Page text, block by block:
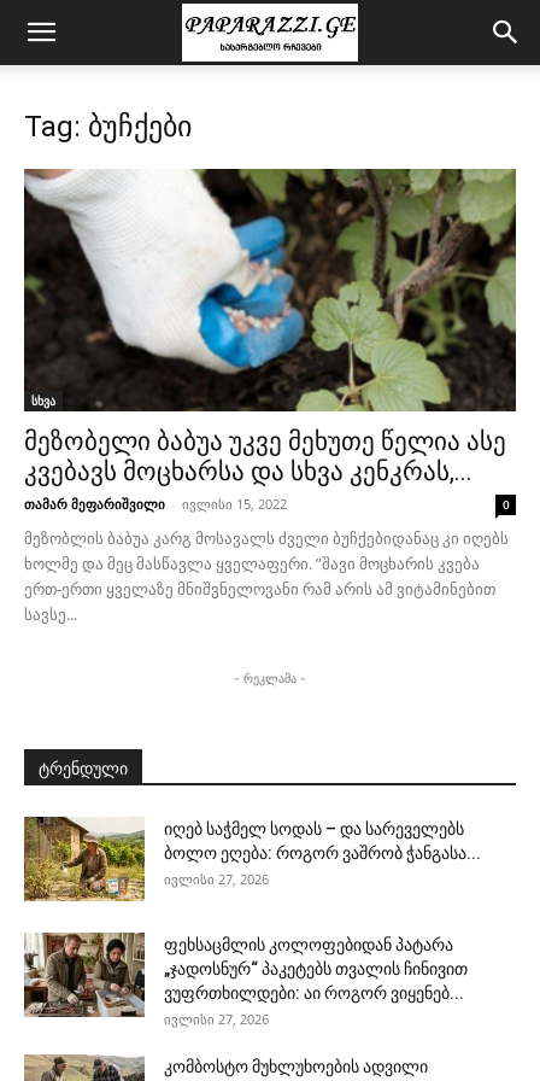
Tag: ბუჩქები
სხვა
მეზობელი ბაბუა უკვე მეხუთე წელია ასე
კვებავს მოცხარსა და სხვა კენკრას,...
თამარ მეფარიშვილი - ივლისი 15, 2022 0
მეზობლის ბაბუა კარგ მოსავალს ძველი ბუჩქებიდანაც კი იღებს
ხოლმე და მეც მასწავლა ყველაფერი. ”შავი მოცხარის კვება
ერთ-ერთი ყველაზე მნიშვნელოვანი რამ არის ამ ვიტამინებით
სავსე...
- რეკლამა -
ტრენდული
იღებ საჭმელ სოდას – და სარეველებს
ბოლო ეღება: როგორ ვაშრობ ჭანგასა...
ივლისი 27, 2026
ფეხსაცმლის კოლოფებიდან პატარა
„ჯადოსნურ“ პაკეტებს თვალის ჩინივით
ვუფრთხილდები: აი როგორ ვიყენებ...
ივლისი 27, 2026
კომბოსტო მუხლუხოების ადვილი